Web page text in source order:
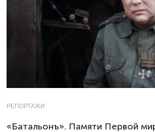
РЕПОРТАЖИ
«Батальонъ». Памяти Первой